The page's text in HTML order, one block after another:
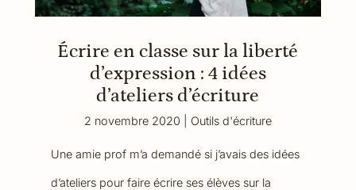
Écrire en classe sur la liberté
d’expression : 4 idées
d’ateliers d’écriture
2 novembre 2020 Outils d'écriture
Une amie prof m’a demandé si j’avais des idées
d’ateliers pour faire écrire ses élèves sur la